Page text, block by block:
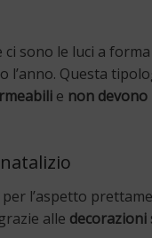
sono le luci a
Questa
e non
l’aspetto
alle decorazioni